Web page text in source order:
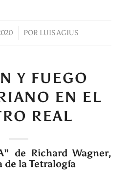
POR LUIS AGIUS
Y FUEGO
EN EL
REAL
de Richard Wagner,
de la Tetralogía